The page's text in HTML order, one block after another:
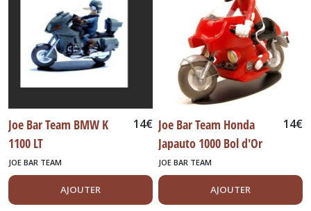
Joe Bar Team BMW K
1100 LT
14€
JOE BAR TEAM
AJOUTER
Joe Bar Team Honda
Japauto 1000 Bol d'Or
Replica
14€
JOE BAR TEAM
AJOUTER
Cooper
Mini
Moke
Minichamps
Herpa
(13)